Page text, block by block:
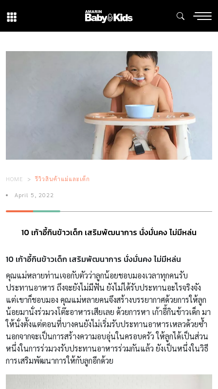
HOME รีวิวสินค้าแม่และเด็ก
April 5, 2022
10 เก้าอี้กินข้าวเด็ก เสริมพัฒนาการ นั่งมั่นคง ไม่มีหล่น
10 เก้าอี้กินข้าวเด็ก เสริมพัฒนาการ นั่งมั่นคง ไม่มีหล่น
คุณแม่หลายท่านเจอกับตัวว่าลูกน้อยชอบมองเวลาทุกคนรับ
ประทานอาหาร ถึงจะยังไม่มีฟัน ยังไม่ได้รับประทานอะไรจริงจัง
แต่เขาก็ชอบมอง คุณแม่หลายคนจึงสร้างบรรยากาศด้วยการให้ลูก
น้อยมานั่งร่วมวงโต๊ะอาหารเสียเลย ด้วยการหา เก้าอี้กินข้าวเด็ก มา
ให้นั่งตั้งแต่ตอนที่บางคนยังไม่เริ่มรับประทานอาหารเหลวด้วยซ้ำ
นอกจากจะเป็นการสร้างความอบอุ่นในครอบครัว ให้ลูกได้เป็นส่วน
หนึ่งในการร่วมวงรับประทานอาหารร่วมกันแล้ว ยังเป็นหนึ่งในวิธี
การเสริมพัฒนาการให้กับลูกอีกด้วย